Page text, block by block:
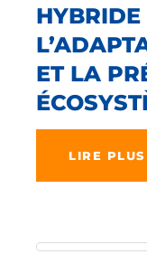
HYBRIDE
ET LA
LIRE PLUS